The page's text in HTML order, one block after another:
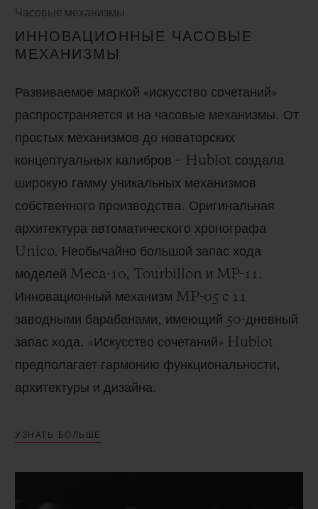
Часовые механизмы
ИННОВАЦИОННЫЕ ЧАСОВЫЕ
МЕХАНИЗМЫ
Развиваемое маркой «искусство сочетаний»
распространяется и на часовые механизмы. От
простых механизмов до новаторских
концептуальных калибров – Hublot создала
широкую гамму уникальных механизмов
собственного производства. Оригинальная
архитектура автоматического хронографа
Unico. Необычайно большой запас хода
моделей Meca-10, Tourbillon и MP-11.
Инновационный механизм MP-05 с 11
заводными барабанами, имеющий 50-дневный
запас хода. «Искусство сочетаний» Hublot
предполагает гармонию функциональности,
архитектуры и дизайна.
УЗНАТЬ БОЛЬШЕ